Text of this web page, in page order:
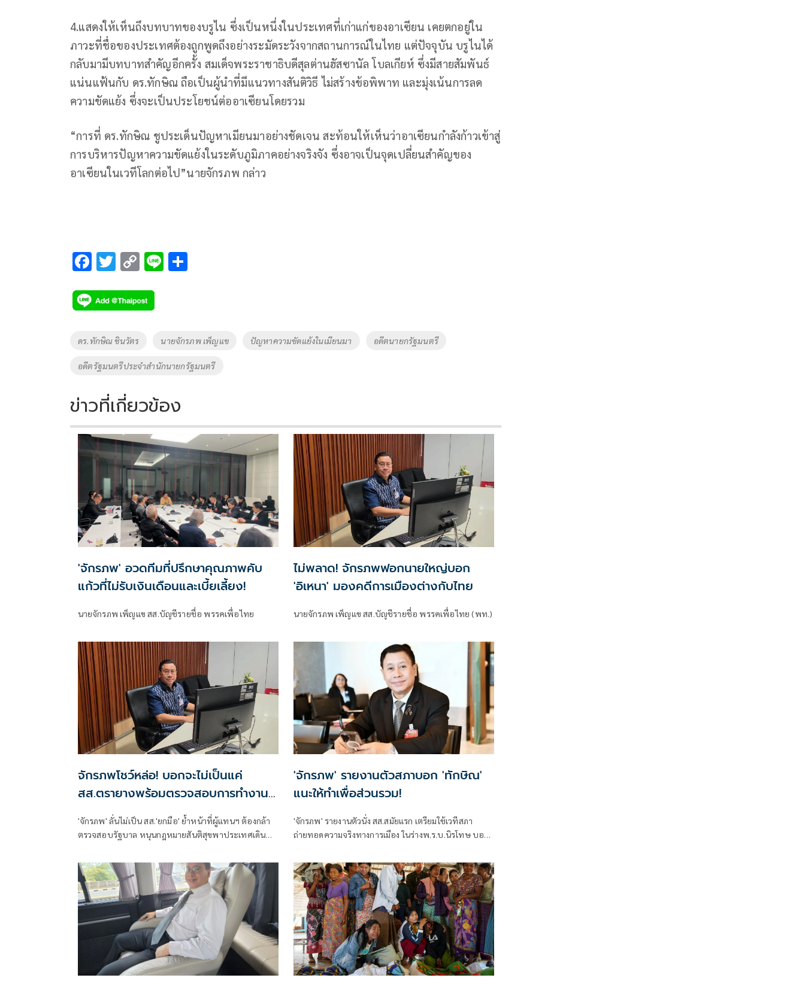
4.แสดงให้เห็นถึงบทบาทของบรูไน ซึ่งเป็นหนึ่งในประเทศที่เก่าแก่ของอาเซียน เคยตกอยู่ใน
ภาวะที่ชื่อของประเทศต้องถูกพูดถึงอย่างระมัดระวังจากสถานการณ์ในไทย แต่ปัจจุบัน บรูไนได้
กลับมามีบทบาทสำคัญอีกครั้ง สมเด็จพระราชาธิบดีสุลต่านฮัสซานัล โบลเกียห์ ซึ่งมีสายสัมพันธ์
แน่นแฟ้นกับ ดร.ทักษิณ ถือเป็นผู้นำที่มีแนวทางสันติวิธี ไม่สร้างข้อพิพาท และมุ่งเน้นการลด
ความขัดแย้ง ซึ่งจะเป็นประโยชน์ต่ออาเซียนโดยรวม
“การที่ ดร.ทักษิณ ชูประเด็นปัญหาเมียนมาอย่างชัดเจน สะท้อนให้เห็นว่าอาเซียนกำลังก้าวเข้าสู่
การบริหารปัญหาความขัดแย้งในระดับภูมิภาคอย่างจริงจัง ซึ่งอาจเป็นจุดเปลี่ยนสำคัญของ
อาเซียนในเวทีโลกต่อไป”นายจักรภพ กล่าว
F
e
b
o
o
k
T
tt
er
C
p
y
n
k
Li
Tags
ดร.ทักษิณ ชินวัตร นายจักรภพ เพ็ญแข ปัญหาความขัดแย้งในเมียนมา อดีตนายกรัฐมนตรี
อดีตรัฐมนตรีประจำสำนักนายกรัฐมนตรี
ข่าวที่เกี่ยวข้อง
'จักรภพ' อวดทีมที่ปรึกษาคุณภาพคับ
แก้วที่ไม่รับเงินเดือนและเบี้ยเลี้ยง!
นายจักรภพ เพ็ญแข สส.บัญชีรายชื่อ พรรคเพื่อไทย
ไม่พลาด! จักรภพฟอกนายใหญ่บอก
'อิเหนา' มองคดีการเมืองต่างกับไทย
นายจักรภพ เพ็ญแข สส.บัญชีรายชื่อ พรรคเพื่อไทย (พท.)
จักรภพโชว์หล่อ! บอกจะไม่เป็นแค่
สส.ตรายางพร้อมตรวจสอบการทำงาน
รัฐบาลด้วย
'จักรภพ' ลั่นไม่เป็น สส.'ยกมือ' ย้ำหน้าที่ผู้แทนฯ ต้องกล้า
ตรวจสอบรัฐบาล หนุนกฎหมายสันติสุขพาประเทศเดิน
เพราะอำนาจเป็นของประชาชน
'จักรภพ' รายงานตัวสภาบอก 'ทักษิณ'
แนะให้ทำเพื่อส่วนรวม!
'จักรภพ' รายงานตัวนั่ง สส.สมัยแรก เตรียมใช้เวทีสภา
ถ่ายทอดความจริงทางการเมือง ในร่างพ.ร.บ.นิรโทษ บอก
ประวัติศาสตร์ อย่าคิดแต่ความนิยมวันนี้พรุ่งนี้